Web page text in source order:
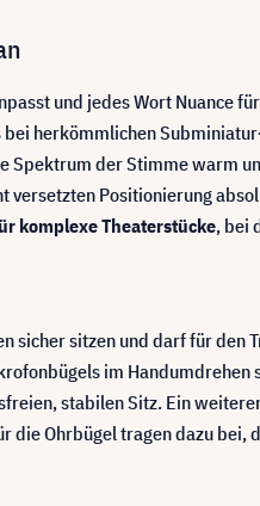
und jedes Wort Nuance
herkömmlichen
Spektrum der Stimme warm
Positionierung
komplexe Theaterstücke, bei
sitzen und darf für den
im
stabilen Sitz. Ein
Ohrbügel tragen dazu bei,